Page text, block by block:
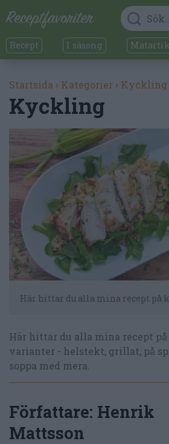
Recept I säsong
Startsida › Kategorier › Kyckling
Kyckling
Här hittar du alla mina recept på
Här hittar du alla mina recept
varianter - helstekt, grillat, på
soppa med mera.
Författare: Henrik
Mattsson